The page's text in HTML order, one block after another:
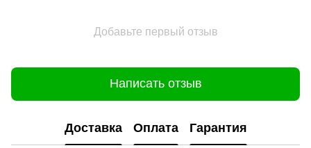
Добавьте первый отзыв
Написать отзыв
Доставка Оплата Гарантия